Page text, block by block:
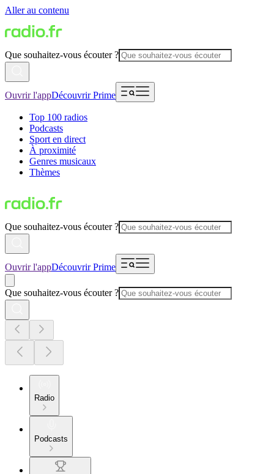
Aller au contenu
Que souhaitez-vous écouter ?
Ouvrir l'appDécouvrir Prime
Top 100 radios
Podcasts
Sport en direct
À proximité
Genres musicaux
Thèmes
Que souhaitez-vous écouter ?
Ouvrir l'appDécouvrir Prime
Que souhaitez-vous écouter ?
Radio
Podcasts